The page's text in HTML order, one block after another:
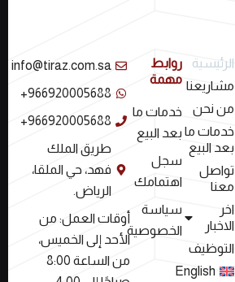
روابط
مهمة
خدمات ما
بعد البيع
سجل
اهتمامك
سياسة
الخصوصية
الرئيسية
مشاريعنا
من نحن
خدمات ما
بعد البيع
تواصل
معنا
اخر
الاخبار
التوظيف
English
info@tiraz.com.sa
966920005688+
966920005688+
طريق الملك
فهد، حي الملقا،
الرياض.
أوقات العمل: من
الأحد إلى الخميس،
من الساعة 8:00